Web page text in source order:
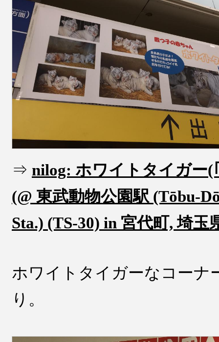
⇒ nilog: ホワイトタイガー(
(@ 東武動物公園駅 (Tōbu-
Sta.) (TS-30) in 宮代町, 埼玉
ホワイトタイガーなコーナ
り。